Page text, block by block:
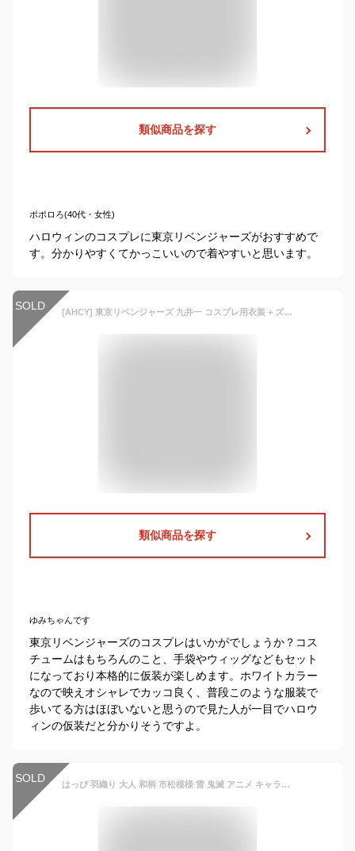
類似商品を探す
ポポロろ(40代・女性)
ハロウィンのコスプレに東京リベンジャーズがおすすめで
す。分かりやすくてかっこいいので着やすいと思います。
SOLD [AHCY] 東京リベンジャーズ 九井一 コスプレ用衣装 + ズボン+ ウィッグ 隊服 コスチューム 東京卍會 黒龍会 ホワイト コスプレ 制服 アニメ 祭り cosplay 仮装 衣装 文化祭 学園祭 (XXL,男)
類似商品を探す
ゆみちゃんです
東京リベンジャーズのコスプレはいかがでしょうか？コス
チュームはもちろんのこと、手袋やウィッグなどもセット
になっており本格的に仮装が楽しめます。ホワイトカラー
なので映えオシャレでカッコ良く、普段このような服装で
歩いてる方はほぼいないと思うので見た人が一目でハロウ
ィンの仮装だと分かりそうですよ。
SOLD はっぴ 羽織り 大人 和柄 市松模様 雷 鬼滅 アニメ キャラクター 羽織 M L LL はんてん 夏祭り ハロウィン 衣装 コスプレ 仮装 アニメ グッズ キャラクター なりきり AKZ5300R 送料無料